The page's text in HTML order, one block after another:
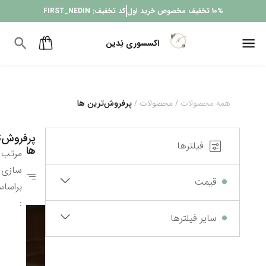
10% تخفیف مخصوص خرید اولکد تخفیف: FIRST_NEDIN
اکسسوری نِدین
همه محصولات / محصولات / پرفروش‌ترین ها
فیلترها
قیمت
سایر فیلترها
ها مرتب
سازی
: